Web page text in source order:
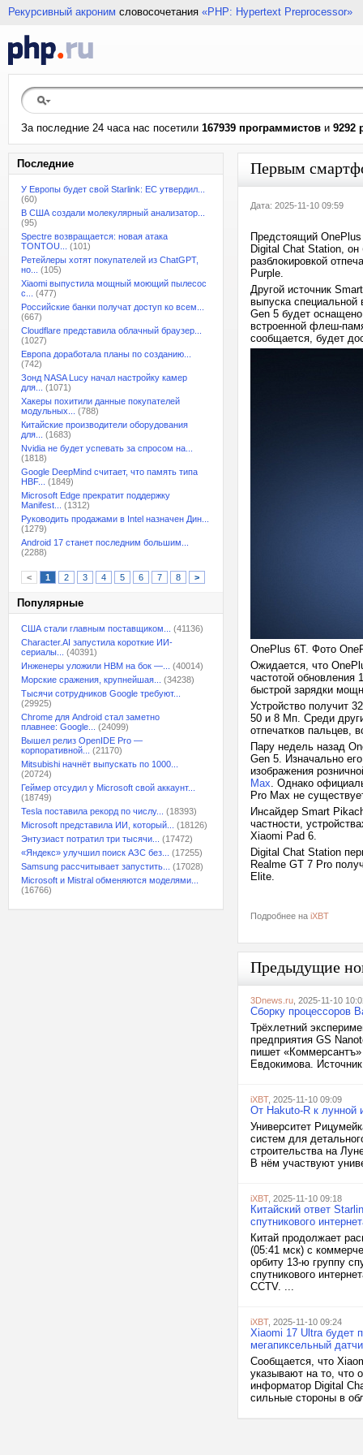
Рекурсивный акроним словосочетания «PHP: Hypertext Preprocessor»
За последние 24 часа нас посетили 167939 программистов и 9292
Последние
У Европы будет свой Starlink: ЕС утвердил...
(60)
В США создали молекулярный анализатор...
(95)
Spectre возвращается: новая атака
TONTOU...
(101)
Ретейлеры хотят покупателей из ChatGPT,
но...
(105)
Xiaomi выпустила мощный моющий пылесос
с...
(477)
Российские банки получат доступ ко всем...
(667)
Cloudflare представила облачный браузер...
(1027)
Европа доработала планы по созданию...
(742)
Зонд NASA Lucy начал настройку камер
для...
(1071)
Хакеры похитили данные покупателей
модульных...
(788)
Китайские производители оборудования
для...
(1683)
Nvidia не будет успевать за спросом на...
(1818)
Google DeepMind считает, что память типа
HBF...
(1849)
Microsoft Edge прекратит поддержку
Manifest...
(1312)
Руководить продажами в Intel назначен Дин...
(1279)
Android 17 станет последним большим...
(2288)
< 1 2 3 4 5 6 7 8 >
Популярные
США стали главным поставщиком...
(41136)
Character.AI запустила короткие ИИ-
сериалы...
(40391)
Инженеры уложили HBM на бок —...
(40014)
Морские сражения, крупнейшая...
(34238)
Тысячи сотрудников Google требуют...
(29925)
Chrome для Android стал заметно
плавнее: Google...
(24099)
Вышел релиз OpenIDE Pro —
корпоративной...
(21170)
Mitsubishi начнёт выпускать по 1000...
(20724)
Геймер отсудил у Microsoft свой аккаунт...
(18749)
Tesla поставила рекорд по числу...
(18393)
Microsoft представила ИИ, который...
(18126)
Энтузиаст потратил три тысячи...
(17472)
«Яндекс» улучшил поиск АЗС без...
(17255)
Samsung рассчитывает запустить...
(17028)
Microsoft и Mistral обменяются моделями...
(16766)
Первым
Дата: 2025-11-10 09:59
Предстоящий
Digital Chat Station,
разблокировкой
Purple.
Другой источник
выпуска специальной
Gen 5 будет
встроенной флеш-
сообщается, будет
OnePlus 6T. Фото
Ожидается, что
частотой
быстрой зарядки
Устройство получит
50 и 8 Мп. Среди
отпечатков пальцев,
Пару недель назад
Gen 5. Изначально
изображения
Max. Однако
Pro Max не
Инсайдер Smart
частности,
Xiaomi Pad 6.
Digital Chat Station
Realme GT 7 Pro
Elite.
Подробнее на iXBT
Предыдущие
3Dnews.ru , 2025-11-10
Сборку процессоров
Трёхлетний
предприятия GS
пишет «Коммерсантъ»
Евдокимова.
iXBT, 2025-11-10 09:09
От Hakuto-R к лунной
Университет
систем для
строительства на
В нём участвуют
iXBT, 2025-11-10 09:18
Китайский ответ
спутникового
Китай продолжает
(05:41 мск) с
орбиту 13-ю группу
спутникового
CCTV. ...
iXBT, 2025-11-10 09:24
Xiaomi 17 Ultra будет
мегапиксельный
Сообщается, что
указывают на то, что
информатор Digital
сильные стороны в